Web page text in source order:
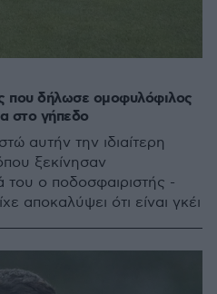
που δήλωσε ομοφυλόφιλος
στο γήπεδο
αυτήν την ιδιαίτερη
ξεκίνησαν
ο ποδοσφαιριστής -
αποκαλύψει ότι είναι γκέι